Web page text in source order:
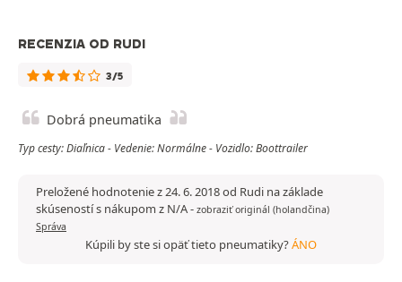
RECENZIA OD RUDI
3/5
Dobrá pneumatika
Typ cesty: Diaľnica - Vedenie: Normálne - Vozidlo: Boottrailer
Preložené hodnotenie z 24. 6. 2018 od Rudi na základe
skúseností s nákupom z N/A- zobraziť originál (holandčina)
Správa
Kúpili by ste si opäť tieto pneumatiky?ÁNO